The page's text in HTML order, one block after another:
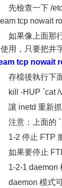
檢查一下 /etc/
tcp nowait
果像上面那行
用，只要把井
tcp nowait
檔後執行下面
-HUP `cat /
inetd 重新抓
意：上面的 `
2 停止 FTP
果要停止 FTP
2-1 daemon
模式可